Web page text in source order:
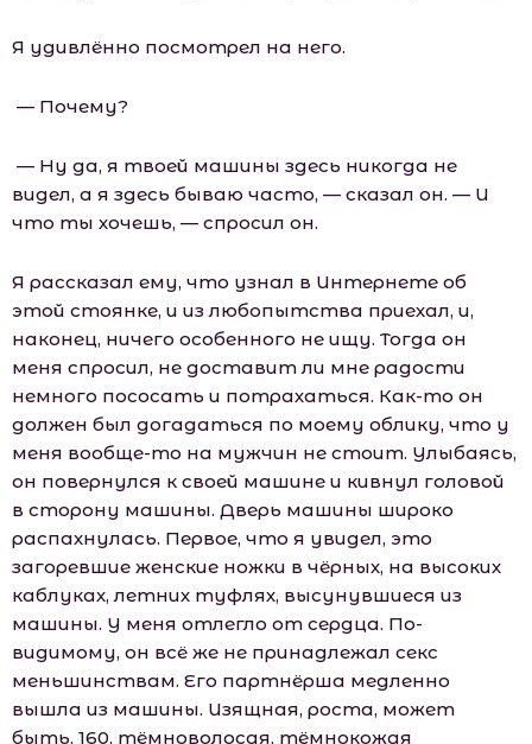
Я удивлённо посмотрел на него.
— Почему?
— Ну да, я твоей машины здесь никогда не
видел, а я здесь бываю часто, — сказал он. — И
что ты хочешь, — спросил он.
Я рассказал ему, что узнал в Интернете об
этой стоянке, и из любопытства приехал, и,
наконец, ничего особенного не ищу. Тогда он
меня спросил, не доставит ли мне радости
немного пососать и потрахаться. Как-то он
должен был догадаться по моему облику, что у
меня вообще-то на мужчин не стоит. Улыбаясь,
он повернулся к своей машине и кивнул головой
в сторону машины. Дверь машины широко
распахнулась. Первое, что я увидел, это
загоревшие женские ножки в чёрных, на высоких
каблуках, летних туфлях, высунувшиеся из
машины. У меня отлегло от сердца. По-
видимому, он всё же не принадлежал секс
меньшинствам. Его партнёрша медленно
вышла из машины. Изящная, роста, может
быть, 160, тёмноволосая, тёмнокожая